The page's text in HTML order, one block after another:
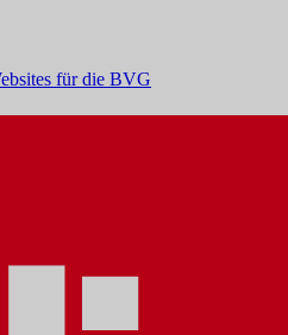
für die BVG